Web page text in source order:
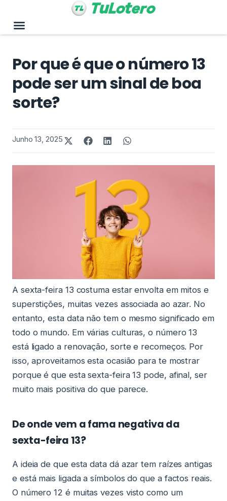
Por que é que o número 13
pode ser um sinal de boa
sorte?
Junho 13, 2025
A sexta-feira 13 costuma estar envolta em mitos e
superstições, muitas vezes associada ao azar. No
entanto, esta data não tem o mesmo significado em
todo o mundo. Em várias culturas, o número 13
está ligado a renovação, sorte e recomeços. Por
isso, aproveitamos esta ocasião para te mostrar
porque é que esta sexta-feira 13 pode, afinal, ser
muito mais positiva do que parece.
De onde vem a fama negativa da
sexta-feira 13?
A ideia de que esta data dá azar tem raízes antigas
e está mais ligada a símbolos do que a factos reais.
O número 12 é muitas vezes visto como um